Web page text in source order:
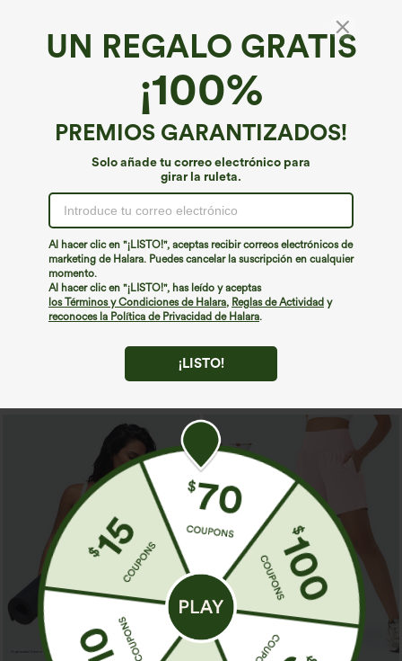
UN REGALO GRATIS
¡100%
PREMIOS GARANTIZADOS!
Solo añade tu correo electrónico para
girar la ruleta.
Al hacer clic en "¡LISTO!", aceptas recibir correos electrónicos de
marketing de Halara. Puedes cancelar la suscripción en cualquier
momento.
Al hacer clic en "¡LISTO!", has leído y aceptas
los Términos y Condiciones de Halara, Reglas de Actividad y
reconoces la Política de Privacidad de Halara.
¡LISTO!
€35,95 EUR
Combina y ahorra: 3 por 88,30 €
bolsillos con cremallera y efecto lino
€31,95 EUR
Compra 2 y obtén un 10% de descuento
descuento
Pantalones cortos 2 en 1 de tiro alto con